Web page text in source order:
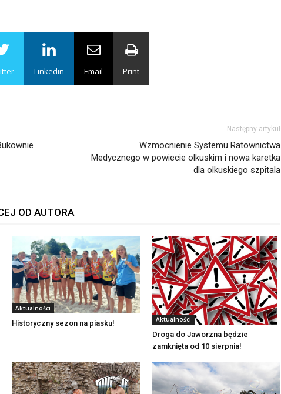
Linkedin Email Print
Następny artykuł
Wzmocnienie Systemu Ratownictwa
Medycznego w powiecie olkuskim i nowa karetka
dla olkuskiego szpitala
OD AUTORA
Aktualności
Historyczny sezon na piasku! Aktualności
Droga do Jaworzna będzie
zamknięta od 10 sierpnia!